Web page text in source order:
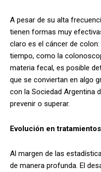
A pesar de su alta
tienen formas muy
claro es el cáncer de
tiempo, como la
materia fecal, es posible
que se conviertan en algo
con la Sociedad Argentina
prevenir o superar.
Evolución en
Al margen de las
de manera profunda. El